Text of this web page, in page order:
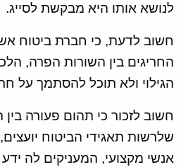
לנושא אותו היא מבקשת לסייג.
חשוב לדעת, כי חברת ביטוח
החריגים בין השורות הפרה,
הגילוי ולא תוכל להסתמך על
חשוב לזכור כי תהום פעורה בין
שלרשות תאגידי הביטוח
אנשי מקצועי, המעניקים לה